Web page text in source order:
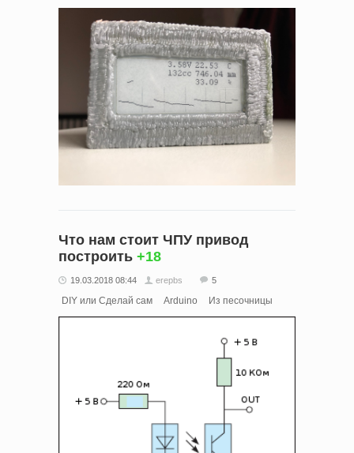
Что нам стоит ЧПУ привод
построить +18
19.03.2018 08:44 erepbs 5
DIY или Сделай сам Arduino Из песочницы